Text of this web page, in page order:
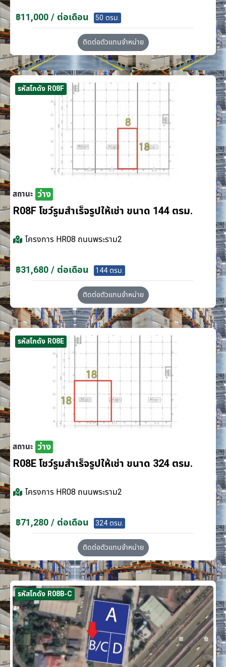
฿11,000 / ต่อเดือน 50 ตรม.
ติดต่อตัวแทนจำหน่าย
รหัสโกดัง R08F
สถานะ ว่าง
R08F โชว์รูมสำเร็จรูปให้เช่า ขนาด 144 ตรม.
โครงการ HR08 ถนนพระราม2
฿31,680 / ต่อเดือน 144 ตรม.
ติดต่อตัวแทนจำหน่าย
รหัสโกดัง R08E
สถานะ ว่าง
R08E โชว์รูมสำเร็จรูปให้เช่า ขนาด 324 ตรม.
โครงการ HR08 ถนนพระราม2
฿71,280 / ต่อเดือน 324 ตรม.
ติดต่อตัวแทนจำหน่าย
รหัสโกดัง R08B-C